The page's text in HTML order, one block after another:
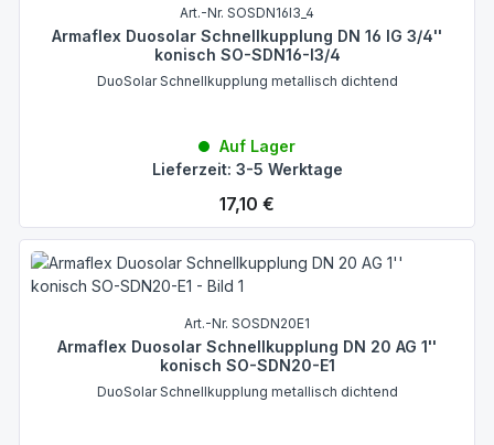
Art.-Nr. SOSDN16I3_4
Armaflex Duosolar Schnellkupplung DN 16 IG 3/4''
konisch SO-SDN16-I3/4
DuoSolar Schnellkupplung metallisch dichtend
Auf Lager
Lieferzeit: 3-5 Werktage
Regulärer Preis:
17,10 €
Art.-Nr. SOSDN20E1
Armaflex Duosolar Schnellkupplung DN 20 AG 1''
konisch SO-SDN20-E1
DuoSolar Schnellkupplung metallisch dichtend